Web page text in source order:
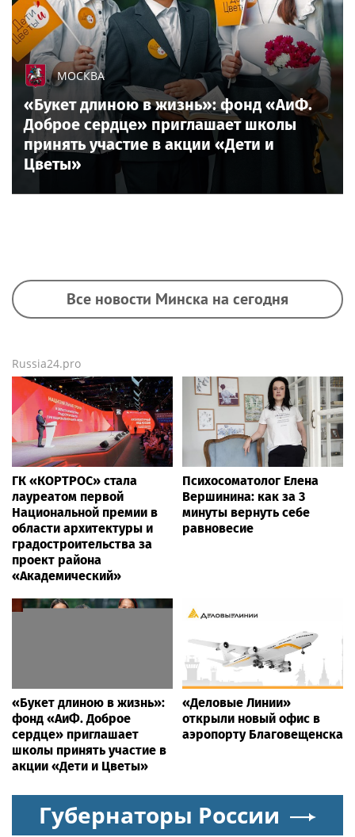
МОСКВА
«Букет длиною в жизнь»: фонд «АиФ.
Доброе сердце» приглашает школы
принять участие в акции «Дети и
Цветы»
Все новости Минска на сегодня
Russia24.pro
ГК «КОРТРОС» стала
лауреатом первой
Национальной премии в
области архитектуры и
градостроительства за
проект района
«Академический»
Психосоматолог Елена
Вершинина: как за 3
минуты вернуть себе
равновесие
«Букет длиною в жизнь»:
фонд «АиФ. Доброе
сердце» приглашает
школы принять участие в
акции «Дети и Цветы»
«Деловые Линии»
открыли новый офис в
аэропорту Благовещенска
Губернаторы России